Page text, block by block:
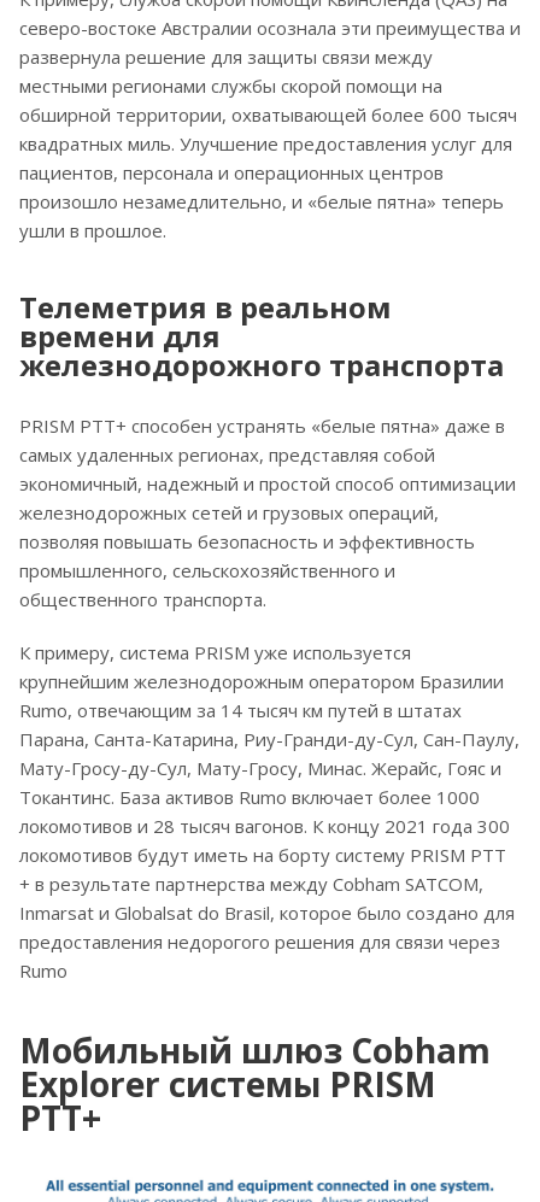
северо-востоке Австралии осознала эти преимущества и
развернула решение для защиты связи между
местными регионами службы скорой помощи на
обширной территории, охватывающей более 600 тысяч
квадратных миль. Улучшение предоставления услуг для
пациентов, персонала и операционных центров
произошло незамедлительно, и «белые пятна» теперь
ушли в прошлое.
Телеметрия в реальном
времени для
железнодорожного транспорта
PRISM PTT+ способен устранять «белые пятна» даже в
самых удаленных регионах, представляя собой
экономичный, надежный и простой способ оптимизации
железнодорожных сетей и грузовых операций,
позволяя повышать безопасность и эффективность
промышленного, сельскохозяйственного и
общественного транспорта.
К примеру, система PRISM уже используется
крупнейшим железнодорожным оператором Бразилии
Rumo, отвечающим за 14 тысяч км путей в штатах
Парана, Санта-Катарина, Риу-Гранди-ду-Сул, Сан-Паулу,
Мату-Гросу-ду-Сул, Мату-Гросу, Минас. Жерайс, Гояс и
Токантинс. База активов Rumo включает более 1000
локомотивов и 28 тысяч вагонов. К концу 2021 года 300
локомотивов будут иметь на борту систему PRISM PTT
+ в результате партнерства между Cobham SATCOM,
Inmarsat и Globalsat do Brasil, которое было создано для
предоставления недорогого решения для связи через
Rumo
Мобильный шлюз Cobham
Explorer системы PRISM
PTT+